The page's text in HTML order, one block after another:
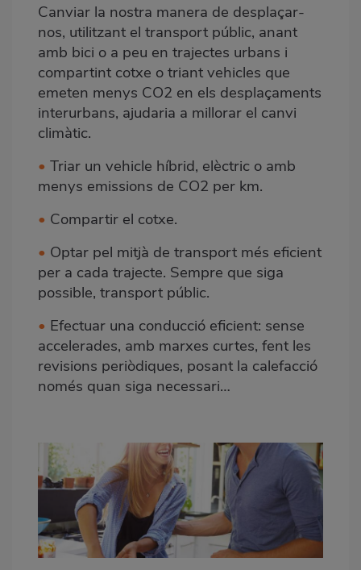
Canviar la nostra manera de desplaçar-
nos, utilitzant el transport públic, anant
amb bici o a peu en trajectes urbans i
compartint cotxe o triant vehicles que
emeten menys CO2 en els desplaçaments
interurbans, ajudaria a millorar el canvi
climàtic.
• Triar un vehicle híbrid, elèctric o amb
menys emissions de CO2 per km.
• Compartir el cotxe.
• Optar pel mitjà de transport més eficient
per a cada trajecte. Sempre que siga
possible, transport públic.
• Efectuar una conducció eficient: sense
accelerades, amb marxes curtes, fent les
revisions periòdiques, posant la calefacció
només quan siga necessari…